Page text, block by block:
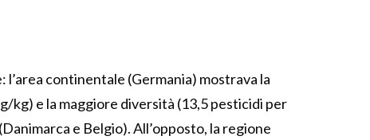
continentale (Germania) mostrava la
kg) e la maggiore diversità (13,5 pesticidi per
e Belgio). All’opposto, la regione